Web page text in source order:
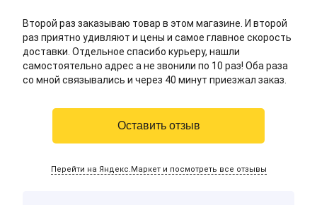
Второй раз заказываю товар в этом магазине. И второй
раз приятно удивляют и цены и самое главное скорость
доставки. Отдельное спасибо курьеру, нашли
самостоятельно адрес а не звонили по 10 раз! Оба раза
со мной связывались и через 40 минут приезжал заказ.
Оставить отзыв
Перейти на Яндекс.Маркет и посмотреть все отзывы